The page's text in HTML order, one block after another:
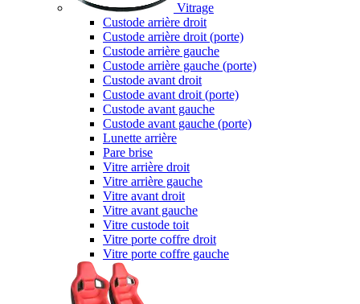
Vitrage
Custode arrière droit
Custode arrière droit (porte)
Custode arrière gauche
Custode arrière gauche (porte)
Custode avant droit
Custode avant droit (porte)
Custode avant gauche
Custode avant gauche (porte)
Lunette arrière
Pare brise
Vitre arrière droit
Vitre arrière gauche
Vitre avant droit
Vitre avant gauche
Vitre custode toit
Vitre porte coffre droit
Vitre porte coffre gauche